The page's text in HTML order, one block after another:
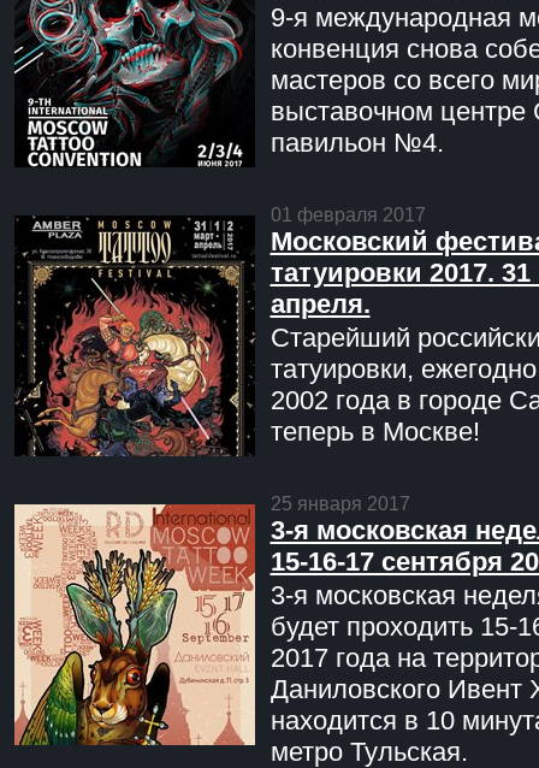
9-я международная
конвенция снова
мастеров со всего
выставочном центре
павильон №4.
01 февраля 2017
Московский
татуировки 2017. 31
апреля.
Старейший
татуировки,
2002 года в городе
теперь в Москве!
25 января 2017
3-я московская
15-16-17 сентября
3-я московская
будет проходить 15-
2017 года на
Даниловского Ивент
находится в 10
метро Тульская.